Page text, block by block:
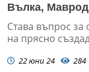
Вълка,
Става въпрос за
на прясно
22 юни 24 284